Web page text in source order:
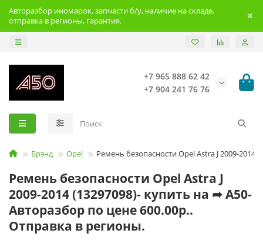
Авторазбор иномарок, запчасти б/у, наличие на складе,
отправка в регионы, гарантия.
+7 965 888 62 42
+7 904 241 76 76
Брэнд Opel Ремень безопасности Opel Astra J 2009-2014
Ремень безопасности Opel Astra J
2009-2014 (13297098)- купить на ➦ А50-
Авторазбор по цене 600.00р..
Отправка в регионы.